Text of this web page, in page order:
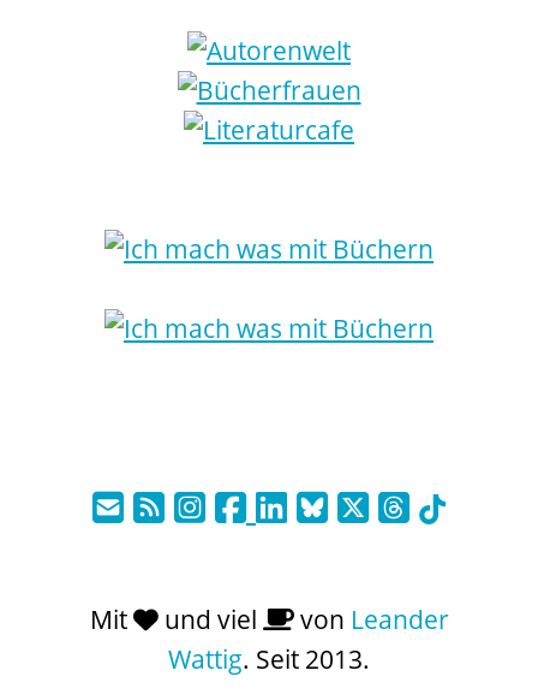
Mit und viel von Leander
Wattig. Seit 2013.